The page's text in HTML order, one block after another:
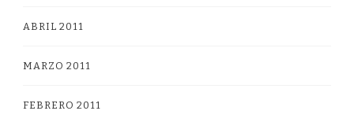
ABRIL 2011
MARZO 2011
FEBRERO 2011